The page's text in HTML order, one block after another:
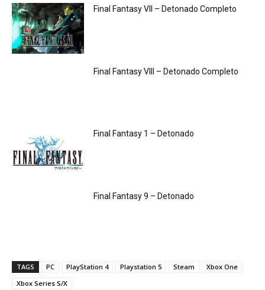
Final Fantasy VII – Detonado Completo
Final Fantasy VIII – Detonado Completo
Final Fantasy 1 – Detonado
Final Fantasy 9 – Detonado
TAGS PC PlayStation 4 Playstation 5 Steam
Xbox One
Xbox Series S/X